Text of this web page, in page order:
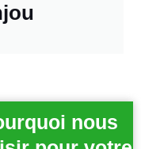
nous